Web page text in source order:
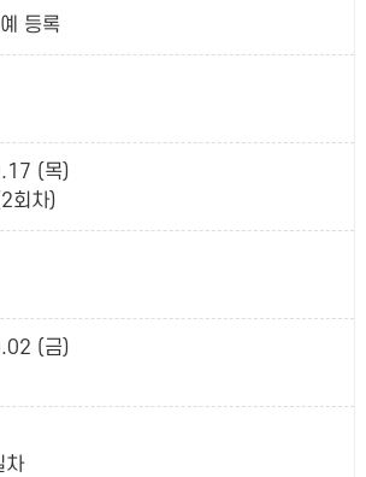
등록
(목)
회차)
(금)
차